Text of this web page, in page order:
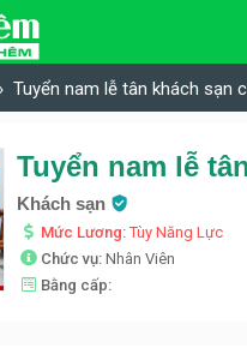
Tuyển nam lễ tân khách sạn
Tuyển nam lễ
Khách sạn
Mức Lương:Tùy Năng Lực
Chức vụ: Nhân Viên
Bằng cấp: